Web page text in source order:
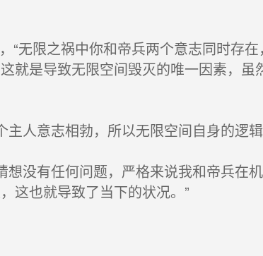
“无限之祸中你和帝兵两个意志同时存
就是导致无限空间毁灭的唯一因素，
人意志相勃，所以无限空间自身的逻
没有任何问题，严格来说我和帝兵在
这也就导致了当下的状况。”